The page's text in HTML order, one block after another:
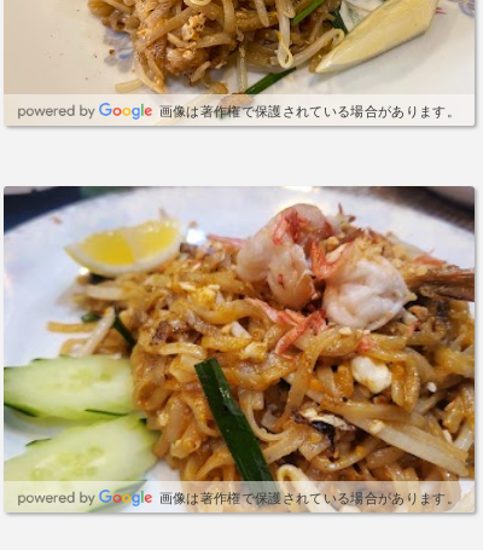
とっても感じが良いです。
画像は著作権で保護されている場合があります。
画像は著作権で保護されている場合があります。